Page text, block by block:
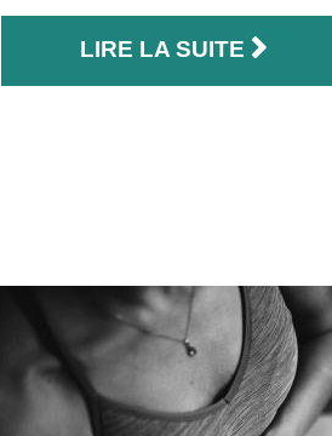
LIRE LA SUITE